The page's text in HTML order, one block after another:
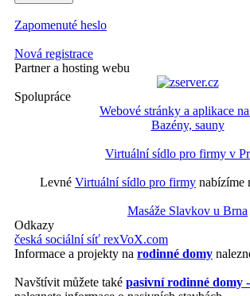
Zapomenuté heslo
Nová registrace
Partner a hosting webu
Spolupráce
Webové stránky a aplikace
Bazény, sauny
Virtuální sídlo pro firmy v
Levné Virtuální sídlo pro firmy nabízíme
Masáže Slavkov u Brna
Odkazy
česká sociální síť rexVoX.com
Informace a projekty na rodinné domy
Navštívit můžete také pasivní rodinné domy